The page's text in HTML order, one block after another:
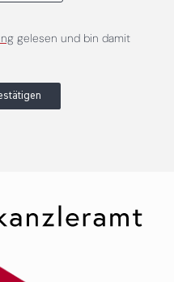
gelesen und bin damit